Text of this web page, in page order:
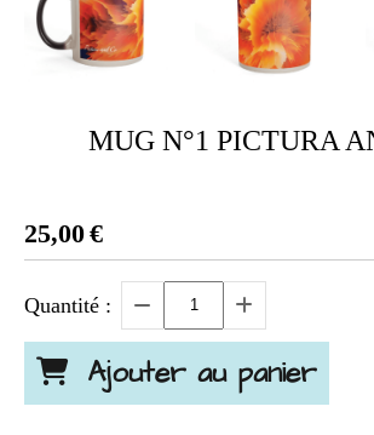
MUG N°1 PICTURA
25,00€
Quantité :
Ajouter au panier